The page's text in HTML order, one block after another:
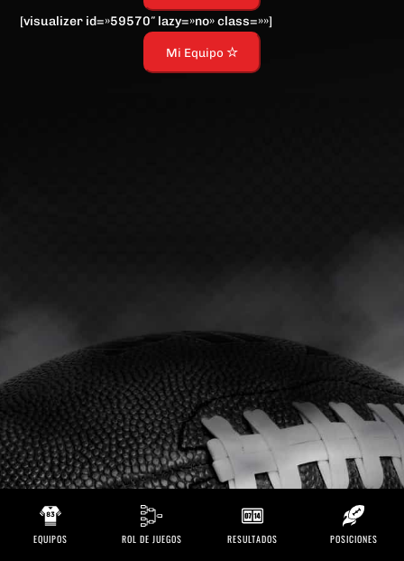
[visualizer id=»59570″ lazy=»no» class=»»]
Mi Equipo
EQUIPOS ROL DE JUEGOS RESULTADOS POSICIONES